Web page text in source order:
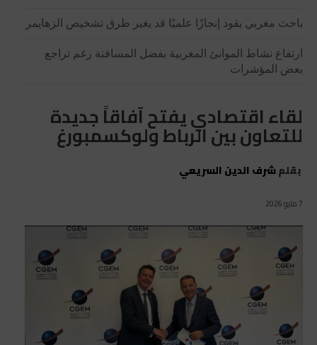
باحث مغربي يقود إنجازًا علميًا قد يغير طرق تشخيص الزهايمر
ارتفاع نشاط الموانئ المغربية بفضل المسافنة رغم تراجع
بعض المؤشرات
لقاء اقتصادي يفتح آفاقاً جديدة
للتعاون بين الرباط ولوكسمبورغ
بقلمشرف الدين السريعي
7 مايو 2026